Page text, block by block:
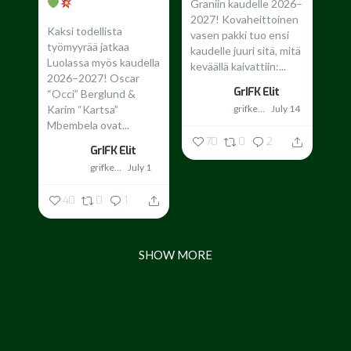
Graniin kaudelle 2026–
2027! Kovaheittoinen
vasen pakki tuo ensi
kaudelle juuri sitä, mitä
keväällä kaivattiin:...
GrIFK Elit
July 14
70 0 2
Kaksi todellista
työmyyrää jatkaa
Luolassa myös kaudella
2026–2027! Oscar
“Occi” Berglund &
Karim “Kartsa”
Mbembela ovat...
GrIFK Elit
July 1
40 0 1
SHOW MORE